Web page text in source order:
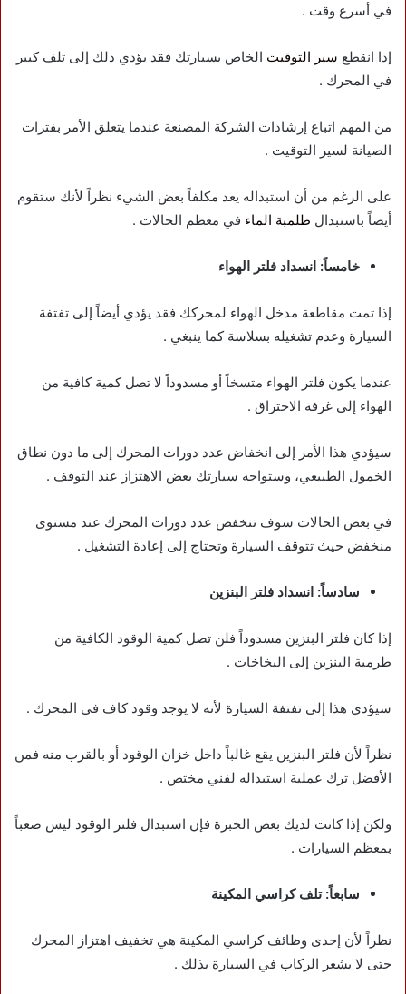
في أسرع وقت .
إذا انقطع سير التوقيت الخاص بسيارتك فقد يؤدي ذلك إلى تلف كبير
في المحرك .
من المهم اتباع إرشادات الشركة المصنعة عندما يتعلق الأمر بفترات
الصيانة لسير التوقيت .
على الرغم من أن استبداله يعد مكلفاً بعض الشيء نظراً لأنك ستقوم
أيضاً باستبدال طلمبة الماء في معظم الحالات .
خامساً: انسداد فلتر الهواء
إذا تمت مقاطعة مدخل الهواء لمحركك فقد يؤدي أيضاً إلى تفتفة
السيارة وعدم تشغيله بسلاسة كما ينبغي .
عندما يكون فلتر الهواء متسخاً أو مسدوداً لا تصل كمية كافية من
الهواء إلى غرفة الاحتراق .
سيؤدي هذا الأمر إلى انخفاض عدد دورات المحرك إلى ما دون نطاق
الخمول الطبيعي، وستواجه سيارتك بعض الاهتزاز عند التوقف .
في بعض الحالات سوف تنخفض ​​عدد دورات المحرك عند مستوى
منخفض حيث تتوقف السيارة وتحتاج إلى إعادة التشغيل .
سادساً: انسداد فلتر البنزين
إذا كان فلتر البنزين مسدوداً فلن تصل كمية الوقود الكافية من
طرمبة البنزين إلى البخاخات .
سيؤدي هذا إلى تفتفة السيارة لأنه لا يوجد وقود كاف في المحرك .
نظراً لأن فلتر البنزين يقع غالباً داخل خزان الوقود أو بالقرب منه فمن
الأفضل ترك عملية استبداله لفني مختص .
ولكن إذا كانت لديك بعض الخبرة فإن استبدال فلتر الوقود ليس صعباً
بمعظم السيارات .
سابعاً: تلف كراسي المكينة
نظراً لأن إحدى وظائف كراسي المكينة هي تخفيف اهتزاز المحرك
حتى لا يشعر الركاب في السيارة بذلك .